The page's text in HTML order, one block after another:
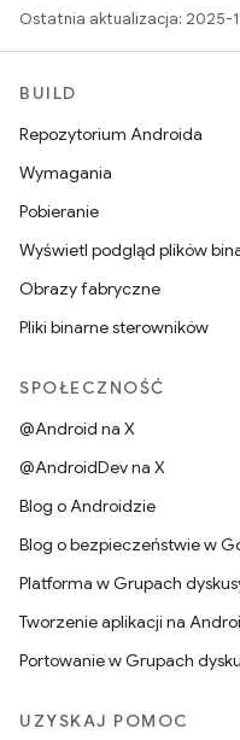
Ostatnia aktualizacja: 2025-
BUILD
Repozytorium Androida
Wymagania
Pobieranie
Wyświetl podgląd plików
Obrazy fabryczne
Pliki binarne sterowników
SPOŁECZNOŚĆ
@Android na X
@AndroidDev na X
Blog o Androidzie
Blog o bezpieczeństwie w
Platforma w Grupach
Tworzenie aplikacji na
Portowanie w Grupach
UZYSKAJ POMOC